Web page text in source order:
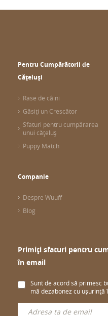
Pentru Cumpărătorii de
Cățeluși
Rase de câini
Găsiți un Crescător
Sfaturi pentru cumpărarea
unui cățeluș
Puppy Match
Companie
Despre Wuuff
Blog
Primiți sfaturi pentru
în email
Sunt de acord să primesc
mă dezabonez cu ușurință